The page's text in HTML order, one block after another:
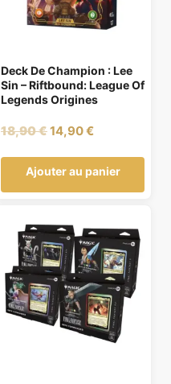
Deck De Champion : Lee
Sin – Riftbound: League Of
Legends Origines
18,90€Le
initial
14,90€Le
actuel
Ajouter au panier